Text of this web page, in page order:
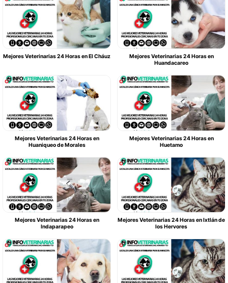
Mejores Veterinarias 24 Horas en El Cháuz
Mejores Veterinarias 24 Horas en
Huandacareo
Mejores Veterinarias 24 Horas en
Huaniqueo de Morales
Mejores Veterinarias 24 Horas en
Huetamo
Mejores Veterinarias 24 Horas en
Indaparapeo
Mejores Veterinarias 24 Horas en Ixtlán de
los Hervores